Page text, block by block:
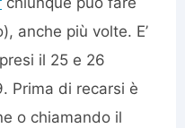
anche più volte. E’
il 25 e 26
Prima di recarsi è
o chiamando il